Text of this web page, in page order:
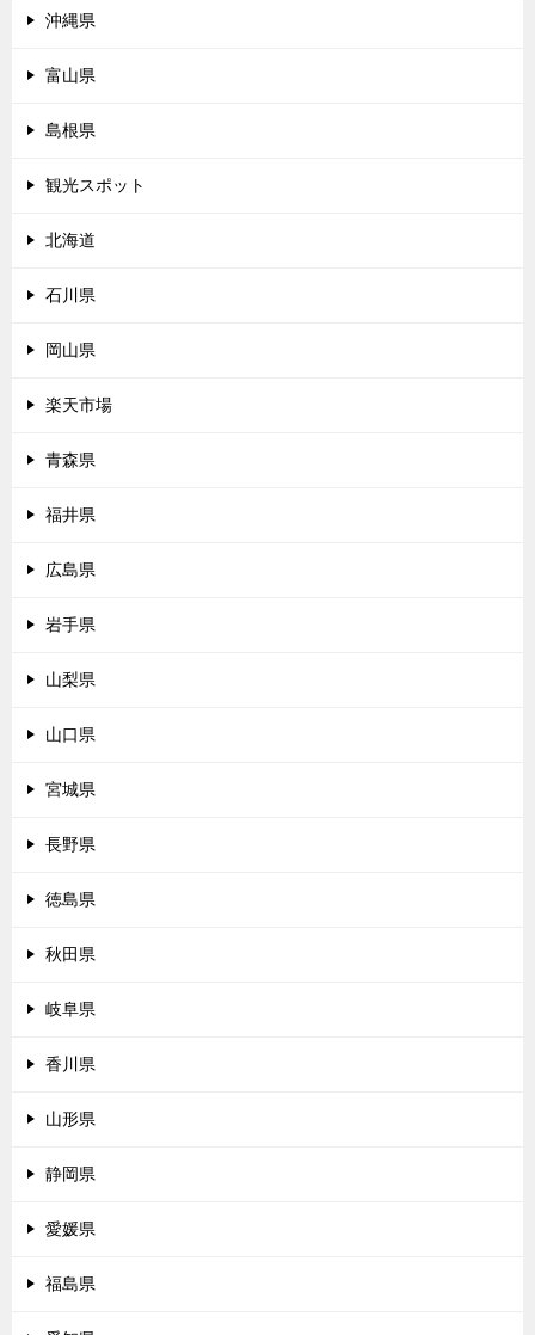
沖縄県
富山県
島根県
観光スポット
北海道
石川県
岡山県
楽天市場
青森県
福井県
広島県
岩手県
山梨県
山口県
宮城県
長野県
徳島県
秋田県
岐阜県
香川県
山形県
静岡県
愛媛県
福島県